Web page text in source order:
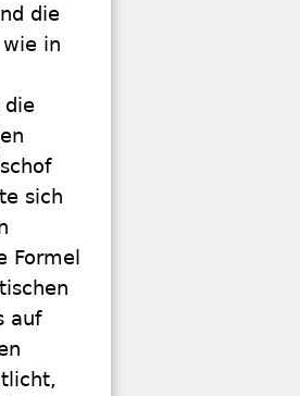
die
in
die
sich
Formel
auf